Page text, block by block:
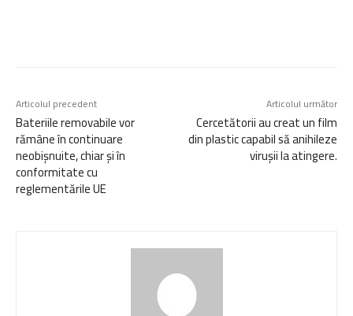
Articolul precedent
Bateriile removabile vor
rămâne în continuare
neobișnuite, chiar și în
conformitate cu
reglementările UE
Articolul următor
Cercetătorii au creat un film
din plastic capabil să anihileze
virușii la atingere.